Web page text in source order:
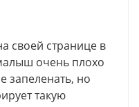
своей странице в
очень плохо
запеленать, но
такую